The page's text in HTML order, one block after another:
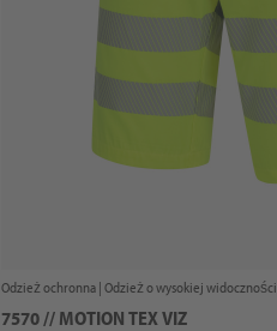
Odzież ochronna | Odzież o wysokiej widoczności
7570 // MOTION TEX VIZ